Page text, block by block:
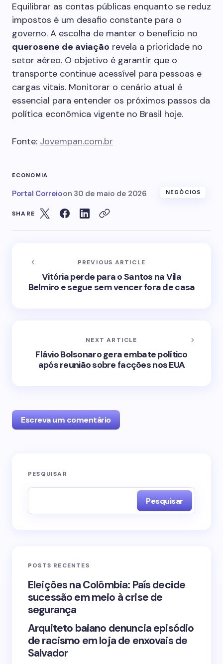
Equilibrar as contas públicas enquanto se reduz
impostos é um desafio constante para o
governo. A escolha de manter o benefício no
querosene de aviação revela a prioridade no
setor aéreo. O objetivo é garantir que o
transporte continue acessível para pessoas e
cargas vitais. Monitorar o cenário atual é
essencial para entender os próximos passos da
política econômica vigente no Brasil hoje.
Fonte: Jovempan.com.br
ECONOMIA
Portal Correioon 30 de maio de 2026 NEGÓCIOS
SHARE
PREVIOUS ARTICLE
Vitória perde para o Santos na Vila
Belmiro e segue sem vencer fora de casa
NEXT ARTICLE
Flávio Bolsonaro gera embate político
após reunião sobre facções nos EUA
Escreva um comentário
O seu endereço de e-mail não será publicado.
Your Comment *
Save my name and email in this browser for the
PESQUISAR
Pesquisar
POSTS RECENTES
Eleições na Colômbia: País decide
sucessão em meio à crise de
segurança
Arquiteto baiano denuncia episódio
de racismo em loja de enxovais de
Salvador